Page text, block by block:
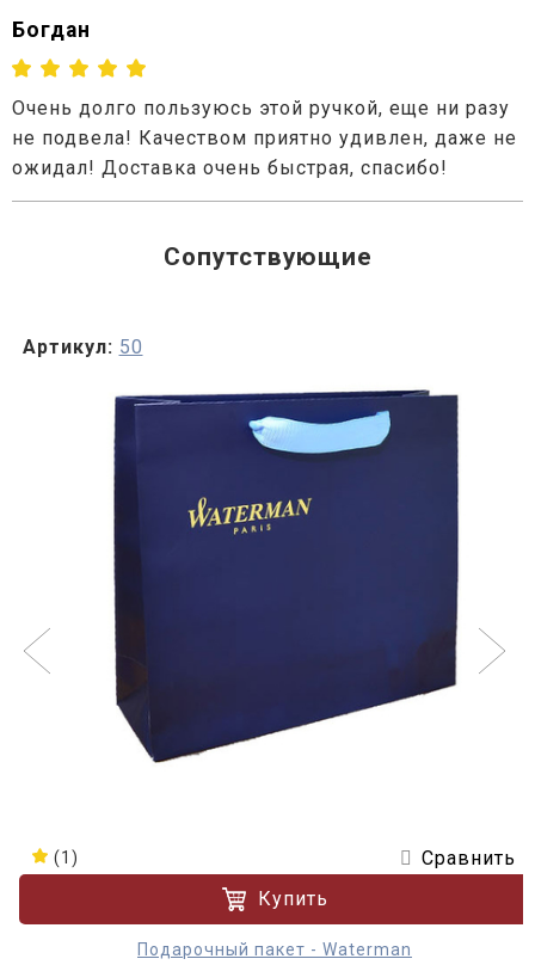
Богдан
Очень долго пользуюсь этой ручкой, еще ни разу
не подвела! Качеством приятно удивлен, даже не
ожидал! Доставка очень быстрая, спасибо!
Сопутствующие
Артикул: 50
(1)
Сравнить
Купить
Подарочный пакет - Waterman